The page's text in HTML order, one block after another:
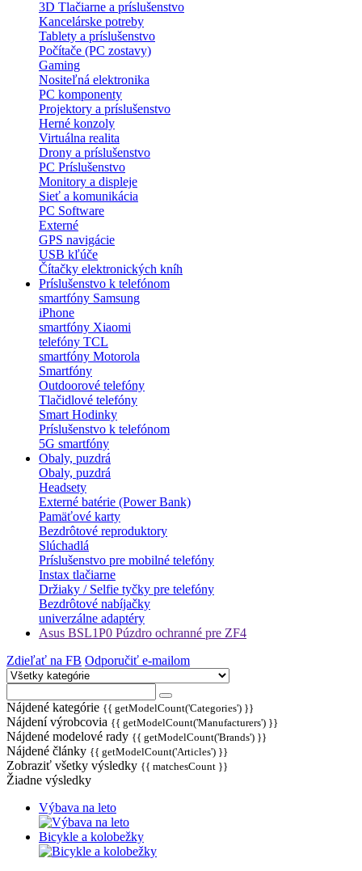
3D Tlačiarne a príslušenstvo
Kancelárske potreby
Tablety a príslušenstvo
Počítače (PC zostavy)
Gaming
Nositeľná elektronika
PC komponenty
Projektory a príslušenstvo
Herné konzoly
Virtuálna realita
Drony a príslušenstvo
PC Príslušenstvo
Monitory a displeje
Sieť a komunikácia
PC Software
Externé
GPS navigácie
USB kľúče
Čítačky elektronických kníh
Príslušenstvo k telefónom
smartfóny Samsung
iPhone
smartfóny Xiaomi
telefóny TCL
smartfóny Motorola
Smartfóny
Outdoorové telefóny
Tlačidlové telefóny
Smart Hodinky
Príslušenstvo k telefónom
5G smartfóny
Obaly, puzdrá
Obaly, puzdrá
Headsety
Externé batérie (Power Bank)
Pamäťové karty
Bezdrôtové reproduktory
Slúchadlá
Príslušenstvo pre mobilné telefóny
Instax tlačiarne
Držiaky / Selfie tyčky pre telefóny
Bezdrôtové nabíjačky
univerzálne adaptéry
Asus BSL1P0 Púzdro ochranné pre ZF4
Zdieľať na FB Odporučiť e-mailom
Nájdené kategórie {{ getModelCount('Categories') }}
Nájdení výrobcovia {{ getModelCount('Manufacturers') }}
Nájdené modelové rady {{ getModelCount('Brands') }}
Nájdené články {{ getModelCount('Articles') }}
Zobraziť všetky výsledky {{ matchesCount }}
Žiadne výsledky
Výbava na leto
Bicykle a kolobežky